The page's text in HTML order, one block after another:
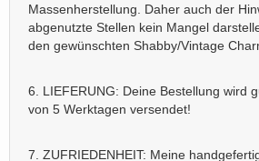
Massenherstellung. Daher auch der
abgenutzte Stellen kein Mangel
den gewünschten Shabby/Vintage
6. LIEFERUNG: Deine Bestellung wird
von 5 Werktagen versendet!
7. ZUFRIEDENHEIT: Meine